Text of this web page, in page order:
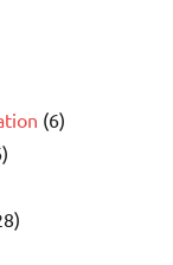
(6)